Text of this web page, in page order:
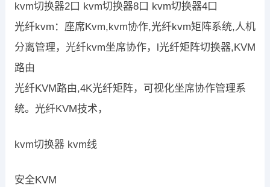
kvm切换器2口 kvm切换器8口 kvm切换器4口
光纤kvm：座席Kvm,kvm协作,光纤kvm矩阵系统,人机
分离管理，光纤kvm坐席协作，l光纤矩阵切换器,KVM
路由
光纤KVM路由,4K光纤矩阵，可视化坐席协作管理系
统。光纤KVM技术，
kvm切换器 kvm线
安全KVM